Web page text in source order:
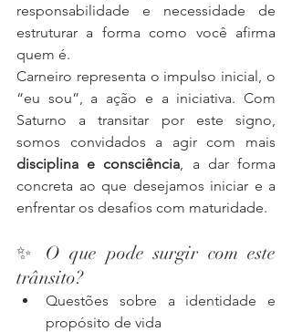
responsabilidade e necessidade de
estruturar a forma como você afirma
quem é.
Carneiro representa o impulso inicial, o
“eu sou”, a ação e a iniciativa. Com
Saturno a transitar por este signo,
disciplina e consciência, a dar forma
concreta ao que desejamos iniciar e a
enfrentar os desafios com maturidade.
✨ O que pode surgir com este
trânsito?
Questões sobre a identidade e
propósito de vida